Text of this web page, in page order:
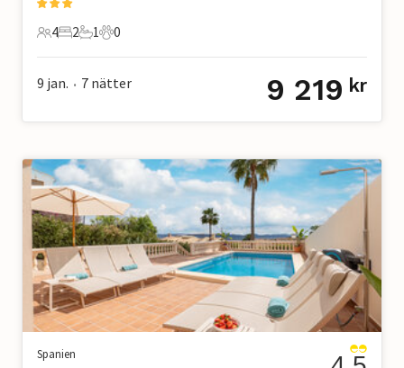
4 Gäster
4
2 Sovrum
2
1 Badrum
1
0 Husdjur
0
9 jan. • 7 nätter 9 219 kr
Spanien